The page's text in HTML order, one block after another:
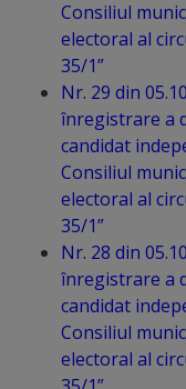
și
calitate
Consiliul
Municipal
Secretar
Consiliul
electoral al
35/1”
Nr. 29 din
înregistrare a
candidat
Consiliul
electoral al
35/1”
Nr. 28 din
înregistrare a
candidat
Consiliul
electoral al